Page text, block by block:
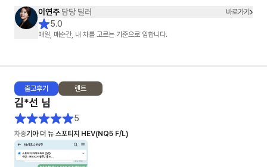
십니다. 장기렌트 고민 중이시라면 스타타당 이연주 매니저님 강력 추천합니
다!"
이연주 담당 딜러 바로가기
5.0
매일, 매순간, 내 차를 고르는 기준으로 임합니다.
출고후기 렌트
김*선 님
5
차종기아 더 뉴 스포티지 HEV(NQ5 F/L)